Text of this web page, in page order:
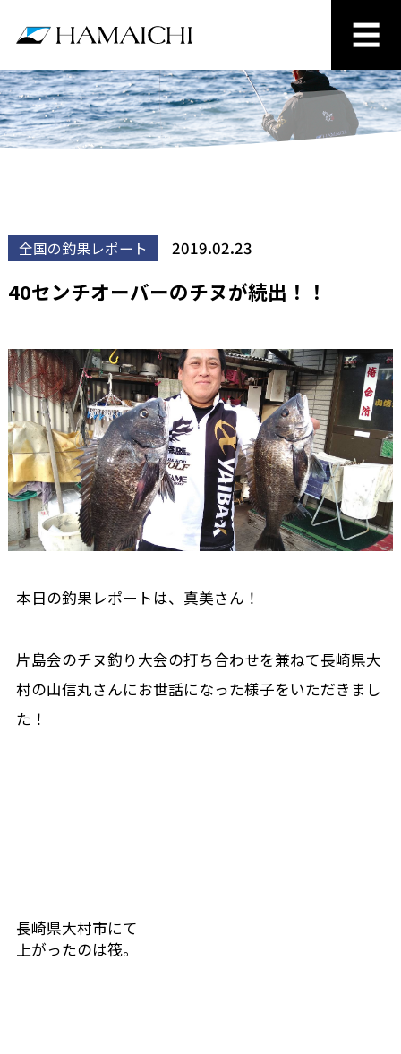
全国の釣果レポート 2019.02.23
40センチオーバーのチヌが続出！！
本日の釣果レポートは、真美さん！
片島会のチヌ釣り大会の打ち合わせを兼ねて長崎県大
村の山信丸さんにお世話になった様子をいただきまし
た！
長崎県大村市にて
上がったのは筏。